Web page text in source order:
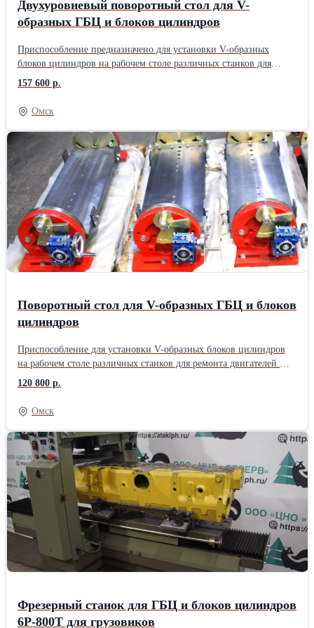
Двухуровневый поворотный стол для V-
образных ГБЦ и блоков цилиндров
Приспособление предназначено для установки V-образных
блоков цилиндров на рабочем столе различных станков для
ремонта двигателей. Конструкция стола позволяет смещать
деталь поперек в двух направлениях в пределах 0-45 градусов,
создавать уклон повдоль 16 мм. Блок цилиндров фиксируется на
столе креплениями. Крепления и места креплений имеют
несколько отверстий. Можно подобрать для любого блока или
ГБЦ. Поворот стола поперек (точная настройка) производится
штурвалом через мотор-редуктор и фиксируется болтами. Уклон
стола повдоль производится шестигранником. Габаритный
размер конструкции: 970х290х270 мм; Размер стола: 285х650
мм; Максимальная длина устанавливаемой детали: 730 мм;
Масса: 98 кг. Для транспортировки в регионы устанавливается
на поддон 1,2х0,6 м.
157 600 р.
Омск
Поворотный стол для V-образных ГБЦ и блоков
цилиндров
Приспособление для установки V-образных блоков цилиндров
на рабочем столе различных станков для ремонта двигателей.
Конструкция стола позволяет смещать деталь в два направления
в пределах 0-45 градусов. Габаритный размер конструкции:
970х290х270 мм; Размер стола: 285х650 мм; Максимальная
длина устанавливаемой детали: 730 мм; Масса: 90 кг.
120 800 р.
Омск
Фрезерный станок для ГБЦ и блоков цилиндров
6Р-800Т для грузовиков